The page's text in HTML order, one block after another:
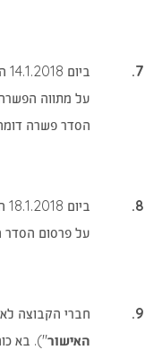
7. ביום 14.1.2018 הגישו הצדדים לבית משפט זה בקשה לאישור הסדר פשרה שנכרת ביניהם (להלן: "
על מתווה
הסדר פשרה
8. ביום 18.1.2018 הוריתי לפעול לגבי הבקשה בהתאם להוראת
על פרסום הסדר
9. חברי הקבוצה לא הגישו
האישור"). בא